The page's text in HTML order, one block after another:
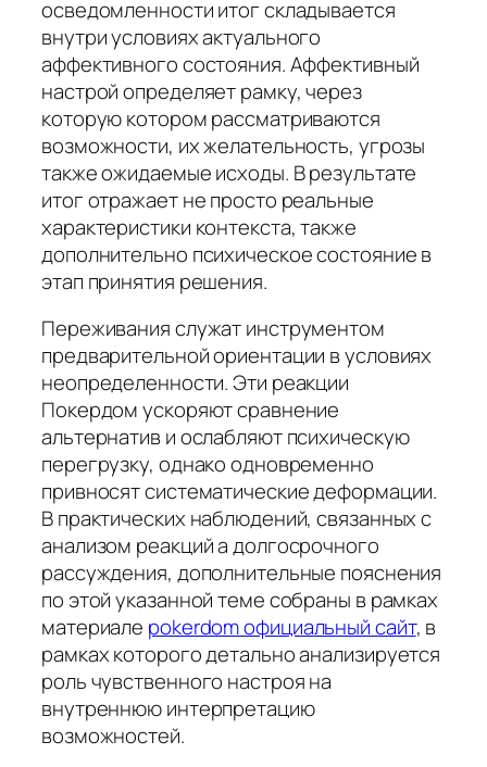
осведомленности итог складывается
внутри условиях актуального
аффективного состояния. Аффективный
настрой определяет рамку, через
которую котором рассматриваются
возможности, их желательность, угрозы
также ожидаемые исходы. В результате
итог отражает не просто реальные
характеристики контекста, также
дополнительно психическое состояние в
этап принятия решения.
Переживания служат инструментом
предварительной ориентации в условиях
неопределенности. Эти реакции
Покердом ускоряют сравнение
альтернатив и ослабляют психическую
перегрузку, однако одновременно
привносят систематические деформации.
В практических наблюдений, связанных с
анализом реакций а долгосрочного
рассуждения, дополнительные пояснения
по этой указанной теме собраны в рамках
материале pokerdom официальный сайт, в
рамках которого детально анализируется
роль чувственного настроя на
внутреннюю интерпретацию
возможностей.